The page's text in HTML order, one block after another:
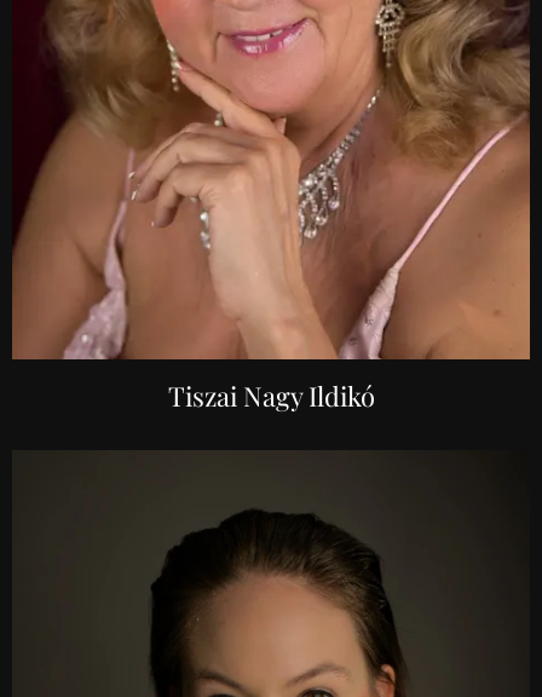
Tiszai Nagy Ildikó